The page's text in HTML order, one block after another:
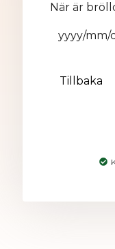
När är
Tillbaka